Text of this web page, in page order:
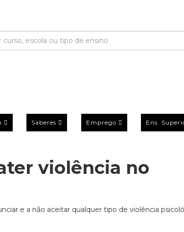
Saberes Emprego Ens.
violência no
e a não aceitar qualquer tipo de violência